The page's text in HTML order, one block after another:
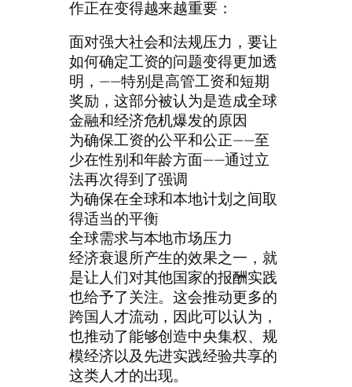
作正在变得越来越重要：
面对强大社会和法规压力，要让
如何确定工资的问题变得更加透
明，——特别是高管工资和短期
奖励，这部分被认为是造成全球
金融和经济危机爆发的原因
为确保工资的公平和公正——至
少在性别和年龄方面——通过立
法再次得到了强调
为确保在全球和本地计划之间取
得适当的平衡
全球需求与本地市场压力
经济衰退所产生的效果之一，就
是让人们对其他国家的报酬实践
也给予了关注。这会推动更多的
跨国人才流动，因此可以认为，
也推动了能够创造中央集权、规
模经济以及先进实践经验共享的
这类人才的出现。